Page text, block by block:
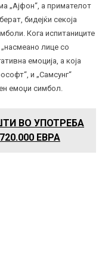
„Ајфон“, а примателот
бидејќи секоја
Кога испитаниците
лице со
емоција, а која
и „Самсунг“
емоџи симбол.
ВО УПОТРЕБА
ЕВРА